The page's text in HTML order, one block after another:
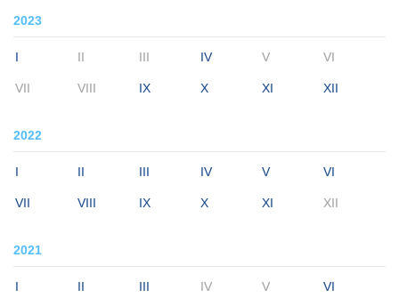
2023
I II III IV V VI
VII VIII IX X XI XII
2022
I II III IV V VI
VII VIII IX X XI XII
2021
I II III IV V VI